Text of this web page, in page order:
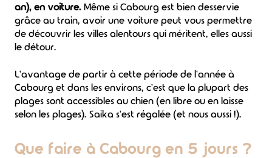
an), en voiture. Même si Cabourg est bien desservie
grâce au train, avoir une voiture peut vous permettre
de découvrir les villes alentours qui méritent, elles aussi
le détour.
L'avantage de partir à cette période de l'année à
Cabourg et dans les environs, c'est que la plupart des
plages sont accessibles au chien (en libre ou en laisse
selon les plages). Saika s'est régalée (et nous aussi !).
Que faire à Cabourg en 5 jours ?